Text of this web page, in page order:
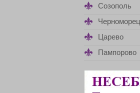
Созополь
Черноморец
Царево
Пампорово